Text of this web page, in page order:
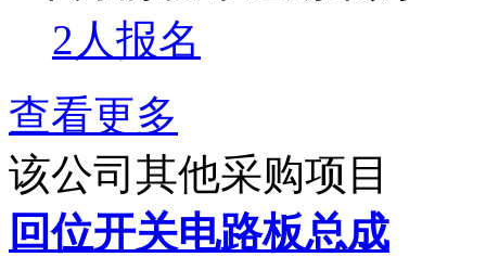
2人报名
查看更多
该公司其他采购项目
回位开关电路板总成